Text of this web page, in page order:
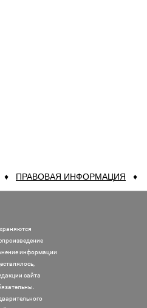
♦ ПРАВОВАЯ ИНФОРМАЦИЯ ♦
информации
сайта